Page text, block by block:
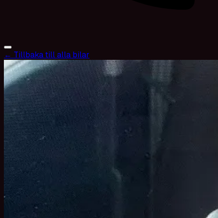
← Tillbaka till alla bilar